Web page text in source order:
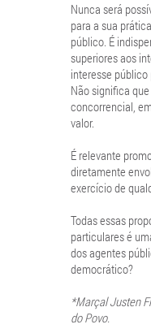
Nunca será
para a sua
público. É
superiores aos
interesse
Não significa
concorrencial,
valor.
É relevante
diretamente
exercício de
Todas essas
particulares é
dos agentes
democrático?
*Marçal Justen
do Povo.